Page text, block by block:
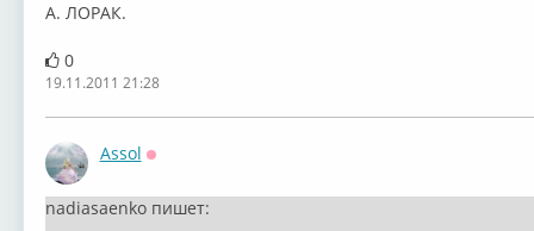
А. ЛОРАК.
0
19.11.2011 21:28
Assol
nadiasaenko пишет: